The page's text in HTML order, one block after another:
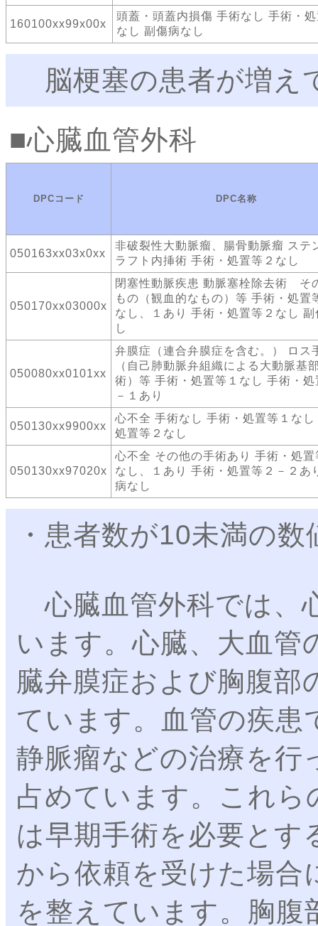
160100xx99x00x
頭蓋・頭蓋内損傷 手術なし 手術・
なし 副傷病なし
脳梗塞の患者が増え
心臓血管外科
DPCコード DPC名称
050163xx03x0xx
非破裂性大動脈瘤、腸骨動脈瘤 ステ
ラフト内挿術 手術・処置等２なし
050170xx03000x
閉塞性動脈疾患 動脈塞栓除去術 そ
もの（観血的なもの）等 手術・処置
なし、１あり 手術・処置等２なし 副
し
050080xx0101xx
弁膜症（連合弁膜症を含む。） ロス
（自己肺動脈弁組織による大動脈基
術）等 手術・処置等１なし 手術・処
－１あり
050130xx9900xx
心不全 手術なし 手術・処置等１なし
処置等２なし
050130xx97020x
心不全 その他の手術あり 手術・処置
なし、１あり 手術・処置等２－２あ
病なし
・患者数が10未満の
心臓血管外科では、
います。心臓、大血管
臓弁膜症および胸腹部
ています。血管の疾患
静脈瘤などの治療を行
占めています。これ
は早期手術を必要とす
から依頼を受けた場合
を整えています。胸